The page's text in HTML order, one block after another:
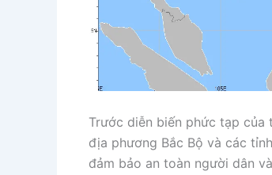
Trước diễn biến phức tạp
địa phương Bắc Bộ và các
đảm bảo an toàn người dân